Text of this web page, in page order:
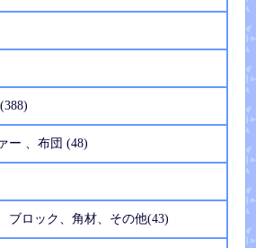
ー 、布団 (48)
ブロック、角材、その他(43)